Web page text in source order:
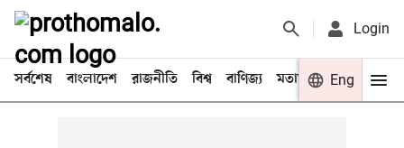
Login
সর্বশেষ বাংলাদেশ রাজনীতি বিশ্ব বাণিজ্য মতামত খেলা
Eng